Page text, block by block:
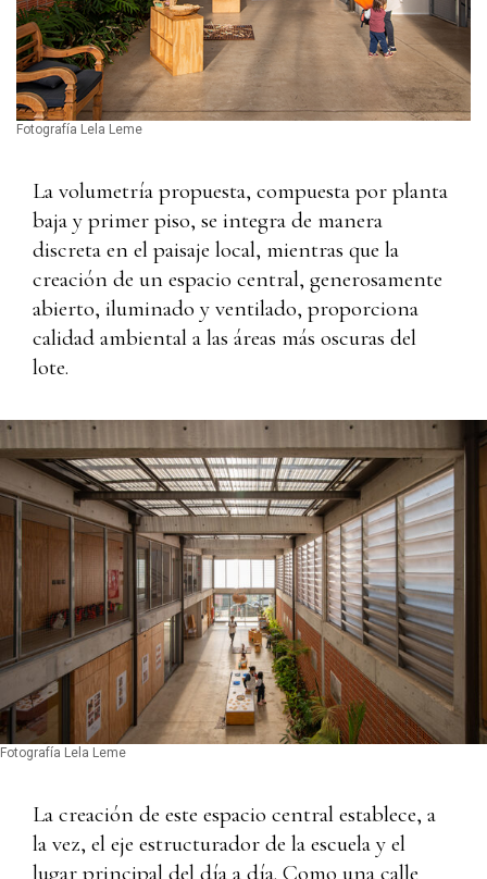
Fotografía Lela Leme
La volumetría propuesta, compuesta por planta
baja y primer piso, se integra de manera
discreta en el paisaje local, mientras que la
creación de un espacio central, generosamente
abierto, iluminado y ventilado, proporciona
calidad ambiental a las áreas más oscuras del
lote.
Fotografía Lela Leme
La creación de este espacio central establece, a
la vez, el eje estructurador de la escuela y el
lugar principal del día a día. Como una calle